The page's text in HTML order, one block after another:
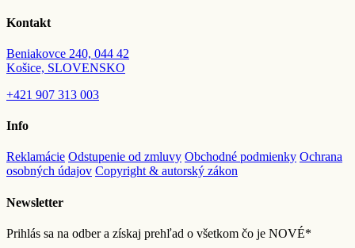
Kontakt
Beniakovce 240, 044 42
Košice, SLOVENSKO
+421 907 313 003
Info
Reklamácie Odstupenie od zmluvy Obchodné podmienky Ochrana
osobných údajov Copyright & autorský zákon
Newsletter
Prihlás sa na odber a získaj prehľad o všetkom čo je NOVÉ*